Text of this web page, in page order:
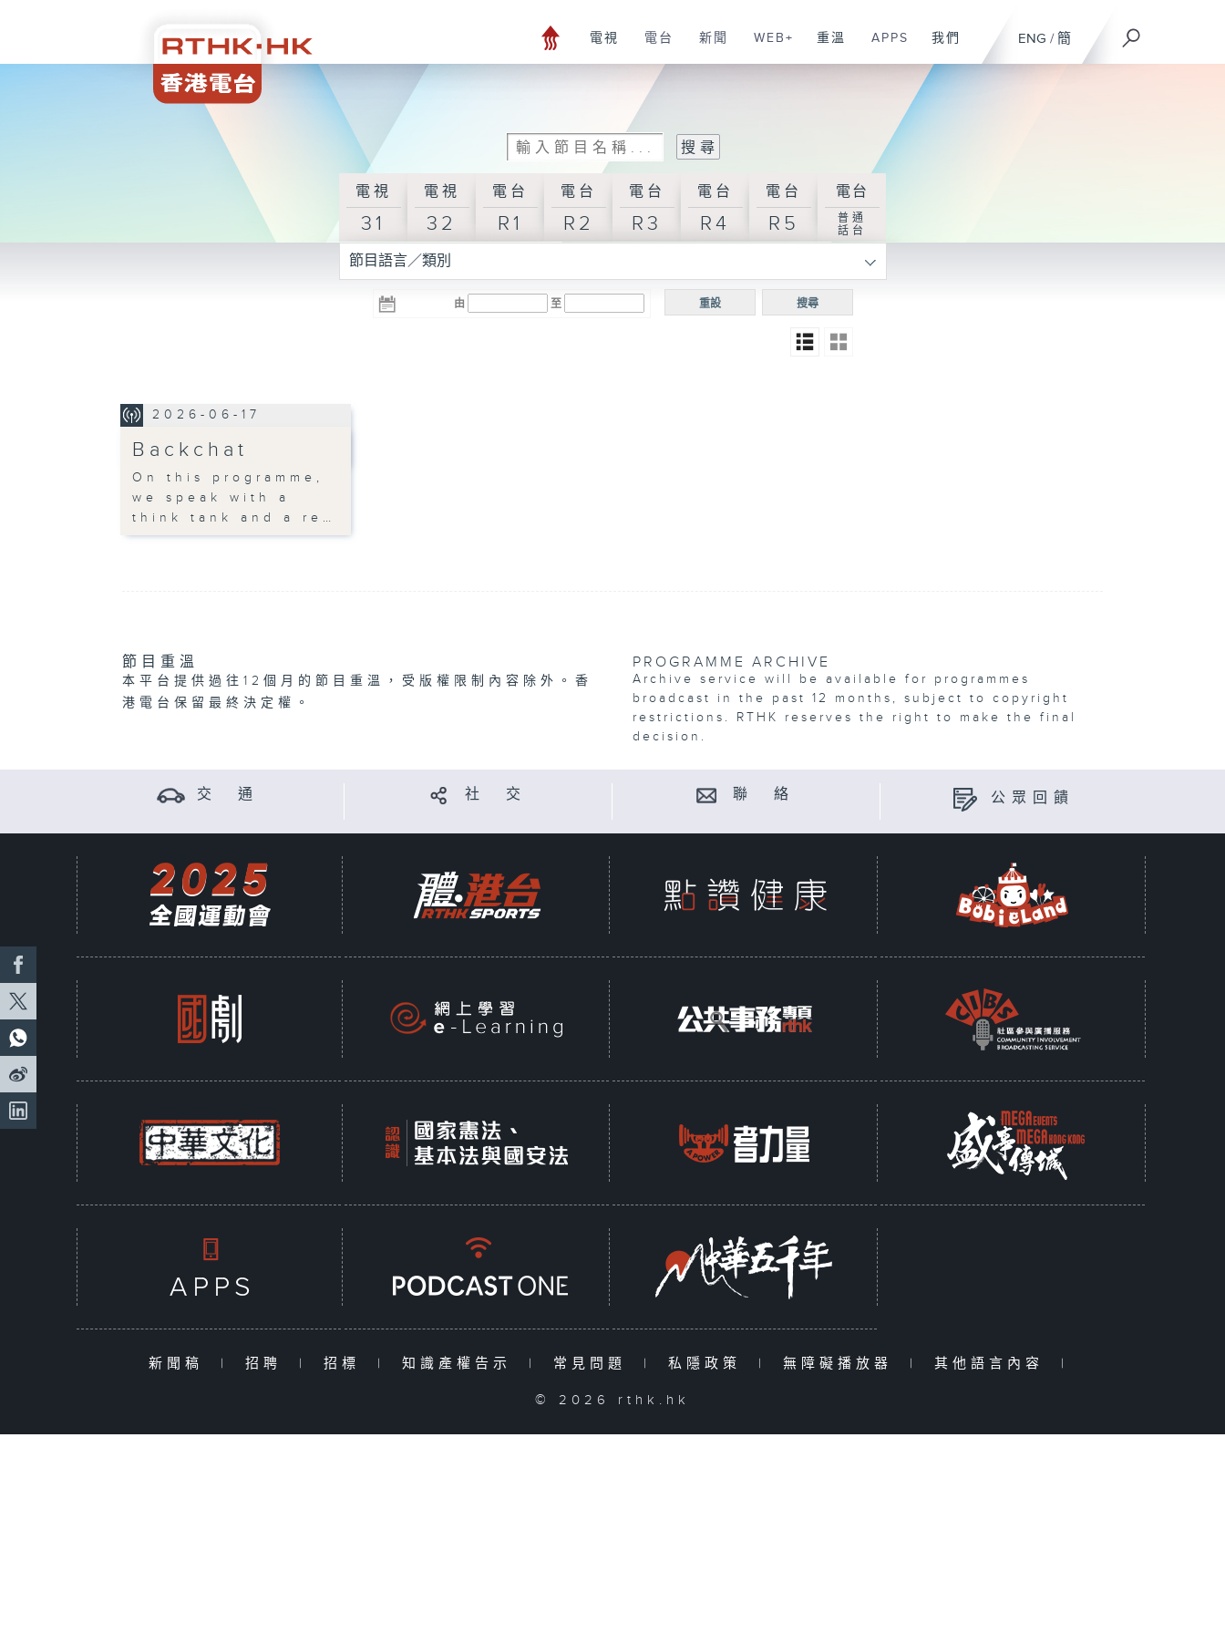
ENG / 簡
電視 電台 新聞 WEB+ 重溫 APPS 我們
電視
31
電視
32
電台
R1
電台
R2
電台
R3
電台
R4
電台
R5
電台
普通
話台
節目語言／類別
由 至 搜尋
重設
2026-06-17
Backchat
On this programme,
we speak with a
think tank and a re…
節目重溫
本平台提供過往12個月的節目重溫，受版權限制內容除外。香
港電台保留最終決定權。
PROGRAMME ARCHIVE
Archive service will be available for programmes
broadcast in the past 12 months, subject to copyright
restrictions. RTHK reserves the right to make the final
decision.
交 通 社 交 聯 絡 公眾回饋
新聞稿 | 招聘 | 招標 | 知識產權告示 | 常見問題 | 私隱政策 | 無障礙播放器 | 其他語言內容 |
© 2026 rthk.hk